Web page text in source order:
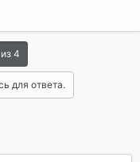
4
для ответа.